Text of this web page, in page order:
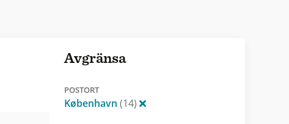
Avgränsa
POSTORT
København (14)